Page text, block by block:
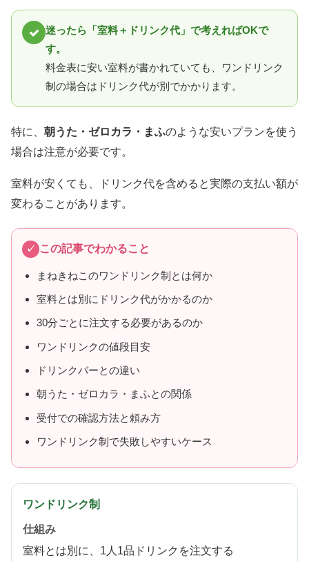
迷ったら「室料＋ドリンク代」で考えればOKで
す。
料金表に安い室料が書かれていても、ワンドリンク
制の場合はドリンク代が別でかかります。
特に、 朝うた・ゼロカラ・まふのような安いプランを使う
場合は注意が必要です。
室料が安くても、ドリンク代を含めると実際の支払い額が
変わることがあります。
この記事でわかること
まねきねこのワンドリンク制とは何か
室料とは別にドリンク代がかかるのか
30分ごとに注文する必要があるのか
ワンドリンクの値段目安
ドリンクバーとの違い
朝うた・ゼロカラ・まふとの関係
受付での確認方法と頼み方
ワンドリンク制で失敗しやすいケース
ワンドリンク制
仕組み
室料とは別に、1人1品ドリンクを注文する